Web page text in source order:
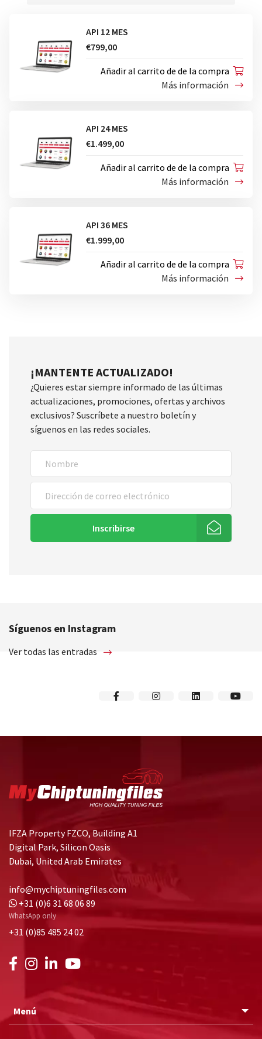
API 12 MES
€799,00
Añadir al carrito de de la compra
Más información
API 24 MES
€1.499,00
Añadir al carrito de de la compra
Más información
API 36 MES
€1.999,00
Añadir al carrito de de la compra
Más información
¡MANTENTE ACTUALIZADO!
¿Quieres estar siempre informado de las últimas
actualizaciones, promociones, ofertas y archivos
exclusivos? Suscríbete a nuestro boletín y
síguenos en las redes sociales.
Inscribirse
Síguenos en Instagram
Ver todas las entradas
IFZA Property FZCO, Building A1
Digital Park, Silicon Oasis
Dubai, United Arab Emirates
info@mychiptuningfiles.com
+31 (0)6 31 68 06 89
WhatsApp only
+31 (0)85 485 24 02
Menú